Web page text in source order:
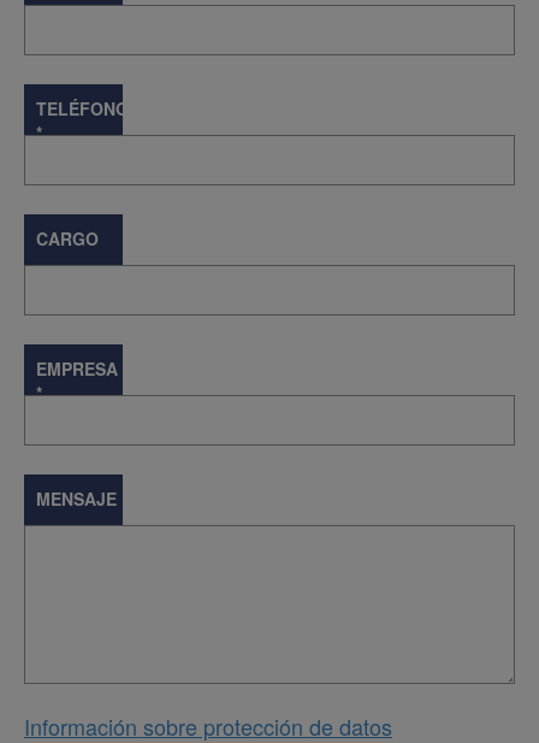
TELÉFONO
*
CARGO
EMPRESA
*
MENSAJE
Información sobre protección de datos